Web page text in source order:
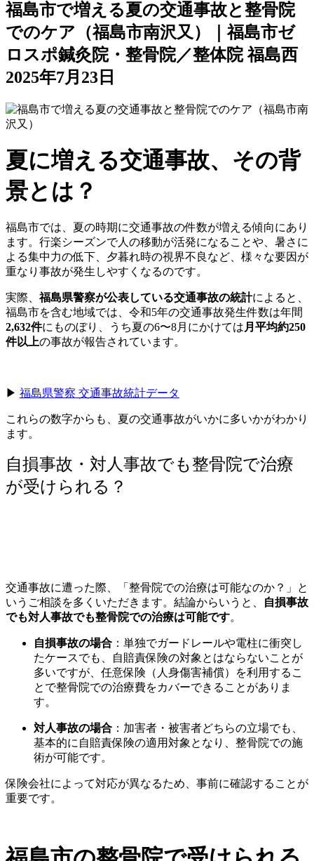
福島市で増える夏の交通事故と整骨院
でのケア（福島市南沢又）｜福島市ゼ
ロスポ鍼灸院・整骨院／整体院 福島西
2025年7月23日
夏に増える交通事故、その背
景とは？
福島市では、夏の時期に交通事故の件数が増える傾向にあり
ます。行楽シーズンで人の移動が活発になることや、暑さに
よる集中力の低下、夕暮れ時の視界不良など、様々な要因が
重なり事故が発生しやすくなるのです。
実際、福島県警察が公表している交通事故の統計によると、
福島市を含む地域では、令和5年の交通事故発生件数は年間
2,632件にものぼり、うち夏の6〜8月にかけては 月平均約250
件以上の事故が報告されています。
▶︎ 福島県警察 交通事故統計データ
これらの数字からも、夏の交通事故がいかに多いかがわかり
ます。
自損事故・対人事故でも整骨院で治療
が受けられる？
交通事故に遭った際、「整骨院での治療は可能なのか？」と
いうご相談を多くいただきます。結論からいうと、
自損事故
でも対人事故でも整骨院での治療は可能です。
自損事故の場合 ：単独でガードレールや電柱に衝突し
たケースでも、自賠責保険の対象とはならないことが
多いですが、任意保険（人身傷害補償）を利用するこ
とで整骨院での治療費をカバーできることがありま
す。
対人事故の場合 ：加害者・被害者どちらの立場でも、
基本的に自賠責保険の適用対象となり、整骨院での施
術が可能です。
保険会社によって対応が異なるため、事前に確認することが
重要です。